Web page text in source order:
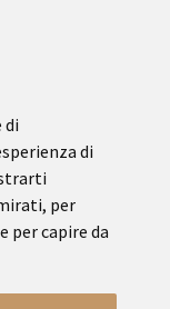
di
di
per
per capire da